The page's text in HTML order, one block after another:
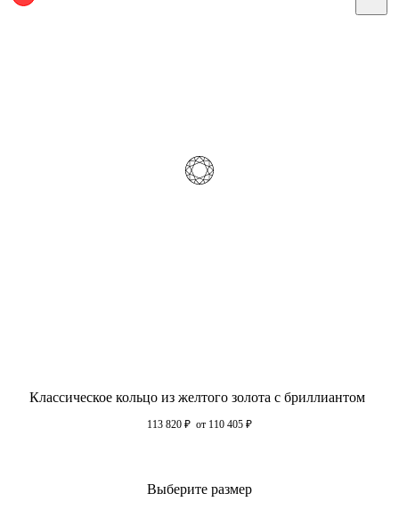
Классическое кольцо из желтого золота с бриллиантом
113 820 ₽ от 110 405 ₽
Выберите размер